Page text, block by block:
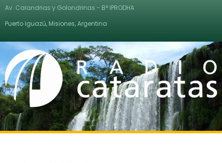
Av. Calandrias y Golondrinas - B° IPRODHA
Puerto Iguazú, Misiones, Argentina